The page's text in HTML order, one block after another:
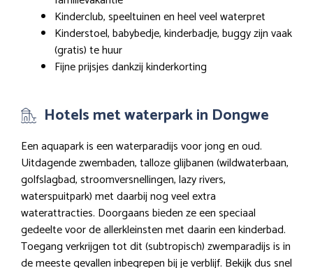
Kinderclub, speeltuinen en heel veel waterpret
Kinderstoel, babybedje, kinderbadje, buggy zijn vaak
(gratis) te huur
Fijne prijsjes dankzij kinderkorting
Hotels met waterpark in Dongwe
Een aquapark is een waterparadijs voor jong en oud.
Uitdagende zwembaden, talloze glijbanen (wildwaterbaan,
golfslagbad, stroomversnellingen, lazy rivers,
waterspuitpark) met daarbij nog veel extra
waterattracties. Doorgaans bieden ze een speciaal
gedeelte voor de allerkleinsten met daarin een kinderbad.
Toegang verkrijgen tot dit (subtropisch) zwemparadijs is in
de meeste gevallen inbegrepen bij je verblijf. Bekijk dus snel